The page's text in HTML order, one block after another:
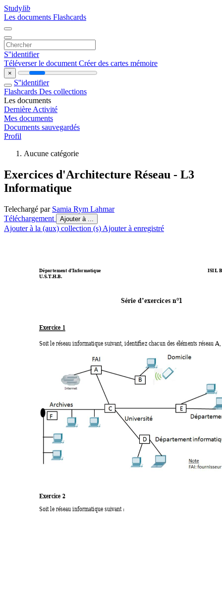
Studylib
Les documents Flashcards
S''identifier
Téléverser le document Créer des cartes mémoire
×
S''identifier
Flashcards Des collections
Les documents
Dernière Activité
Mes documents
Documents sauvegardés
Profil
Aucune catégorie
Exercices d'Architecture Réseau - L3
Informatique
Telechargé par Samia Rym Lahmar
Téléchargement
Ajouter à ...
Ajouter à la (aux) collection (s) Ajouter à enregistré
Département d’Informatique ISIL
U.S.T.H.B.
Série d’exercices n°1
Exercice 1
Soit le réseau informatique suivant, identifiez chacun des éléments réseau
Exercice 2
Soit le réseau informatique suivant :